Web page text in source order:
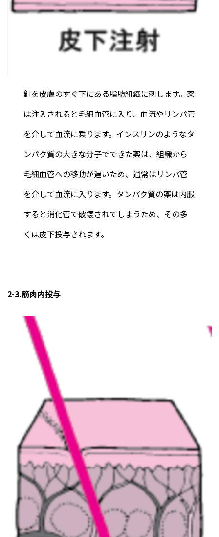
針を皮膚のすぐ下にある脂肪組織に刺します。薬
は注入されると毛細血管に入り、血流やリンパ管
を介して血流に乗ります。インスリンのようなタ
ンパク質の大きな分子でできた薬は、組織から
毛細血管への移動が遅いため、通常はリンパ管
を介して血流に入ります。タンパク質の薬は内服
すると消化管で破壊されてしまうため、その多
くは皮下投与されます。
2-3.筋肉内投与